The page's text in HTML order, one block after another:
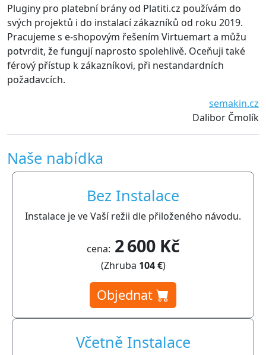
Pluginy pro platební brány od Platiti.cz používám do
svých projektů i do instalací zákazníků od roku 2019.
Pracujeme s e-shopovým řešením Virtuemart a můžu
potvrdit, že fungují naprosto spolehlivě. Oceňuji také
férový přístup k zákazníkovi, při nestandardních
požadavcích.
semakin.cz
Dalibor Čmolík
Naše nabídka
Bez Instalace
Instalace je ve Vaší režii dle přiloženého návodu.
cena: 2 600 Kč
(Zhruba 104 €)
Objednat
Včetně Instalace